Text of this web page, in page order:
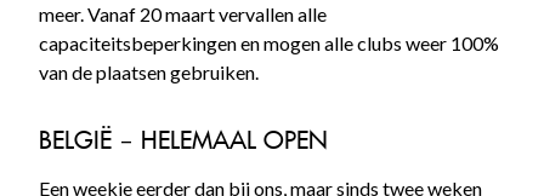
meer. Vanaf 20 maart vervallen alle
capaciteitsbeperkingen en mogen alle clubs weer 100%
van de plaatsen gebruiken.
BELGIË – HELEMAAL OPEN
Een weekje eerder dan bij ons, maar sinds twee weken